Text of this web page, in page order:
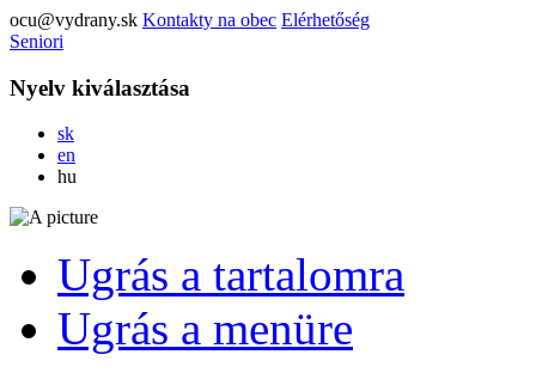
ocu@vydrany.sk Kontakty na obec Elérhetőség
Seniori
Nyelv kiválasztása
skSlovensky
en
hu
Ugrás a tartalomra
Ugrás a menüre